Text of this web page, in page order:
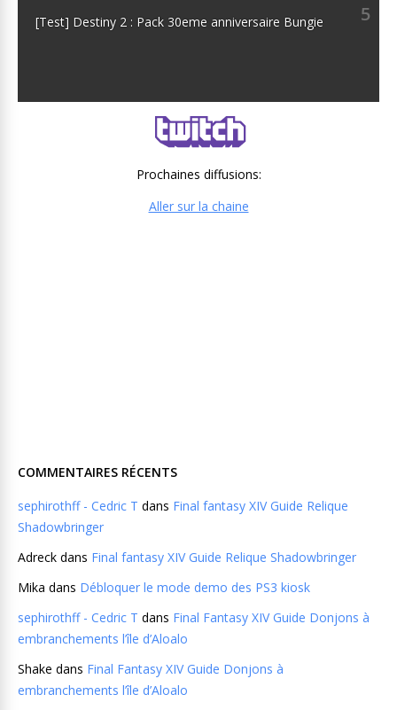
5
[Test] Destiny 2 : Pack 30eme anniversaire Bungie
Prochaines diffusions:
Aller sur la chaine
COMMENTAIRES RÉCENTS
sephirothff - Cedric T dans Final fantasy XIV Guide Relique
Shadowbringer
Adreck dans Final fantasy XIV Guide Relique Shadowbringer
Mika dans Débloquer le mode demo des PS3 kiosk
sephirothff - Cedric T dans Final Fantasy XIV Guide Donjons à
embranchements l’île d’Aloalo
Shake dans Final Fantasy XIV Guide Donjons à
embranchements l’île d’Aloalo